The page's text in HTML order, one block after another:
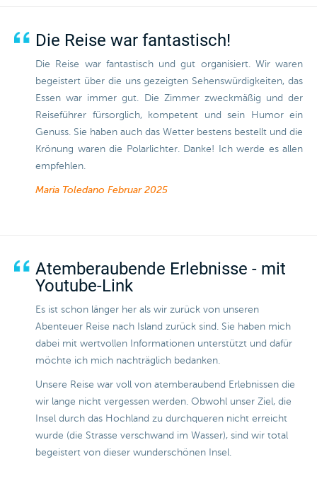
Die Reise war fantastisch!
Die Reise war fantastisch und gut organisiert. Wir waren
begeistert über die uns gezeigten Sehenswürdigkeiten, das
Essen war immer gut. Die Zimmer zweckmäßig und der
Reiseführer fürsorglich, kompetent und sein Humor ein
Genuss. Sie haben auch das Wetter bestens bestellt und die
Krönung waren die Polarlichter. Danke! Ich werde es allen
empfehlen.
Maria Toledano Februar 2025
Atemberaubende Erlebnisse - mit
Youtube-Link
Es ist schon länger her als wir zurück von unseren
Abenteuer Reise nach Island zurück sind. Sie haben mich
dabei mit wertvollen Informationen unterstützt und dafür
möchte ich mich nachträglich bedanken.
Unsere Reise war voll von atemberaubend Erlebnissen die
wir lange nicht vergessen werden. Obwohl unser Ziel, die
Insel durch das Hochland zu durchqueren nicht erreicht
wurde (die Strasse verschwand im Wasser), sind wir total
begeistert von dieser wunderschönen Insel.